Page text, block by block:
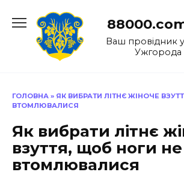
до
Ваш провідник у
Ужгорода
ГОЛОВНА » ЯК ВИБРАТИ ЛІТНЄ ЖІНОЧЕ
ВТОМЛЮВАЛИСЯ
Як вибрати літнє
взуття, щоб ноги не
втомлювалися